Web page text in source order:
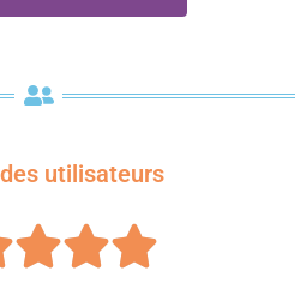
utilisateurs
